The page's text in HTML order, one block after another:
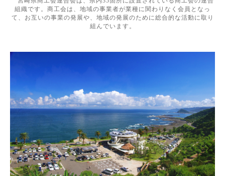
組織です。商工会は、地域の事業者が業種に関わりなく会員となっ
て、お互いの事業の発展や、地域の発展のために総合的な活動に取り
組んでいます。